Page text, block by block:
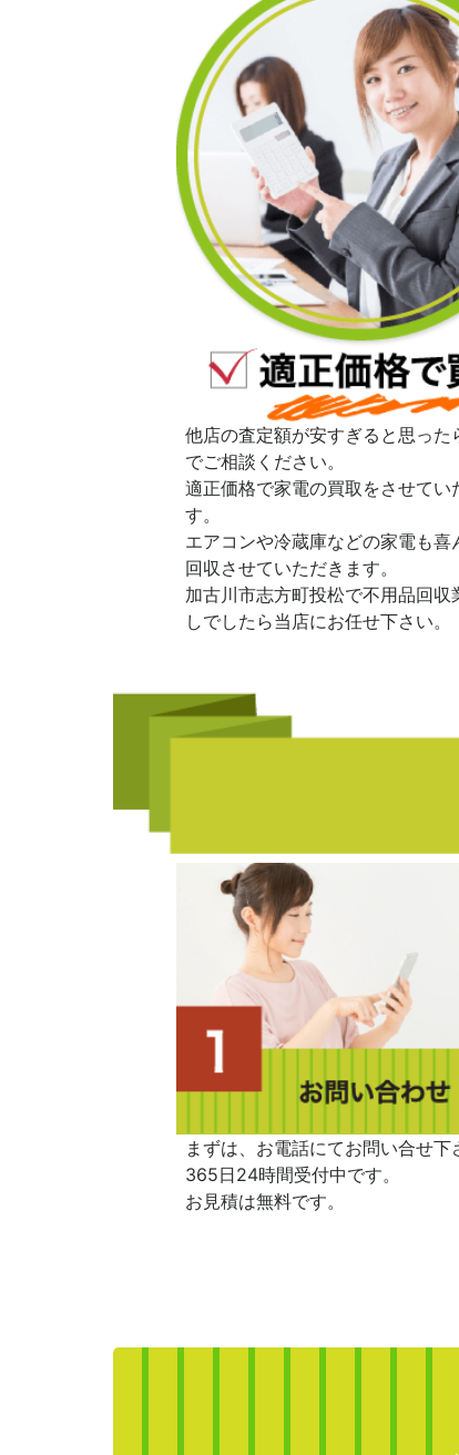
他店の査定額が安すぎると思った
でご相談ください。
適正価格で家電の買取をさせてい
す。
エアコンや冷蔵庫などの家電も喜
回収させていただきます。
加古川市志方町投松で不用品回収
しでしたら当店にお任せ下さい。
まずは、お電話にてお問い合せ下
365日24時間受付中です。
お見積は無料です。